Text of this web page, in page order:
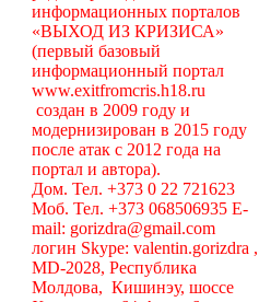
информационных порталов
«ВЫХОД ИЗ КРИЗИСА»
(первый базовый
информационный портал
www.exitfromcris.h18.ru
создан в 2009 году и
модернизирован в 2015 году
после атак с 2012 года на
портал и автора).
Дом. Тел. +373 0 22 721623
Моб. Тел. +373 068506935 E-
mail: gorizdra@gmail.com
логин Skype: valentin.gorizdra ,
MD-2028, Республика
Молдова, Кишинэу, шоссе